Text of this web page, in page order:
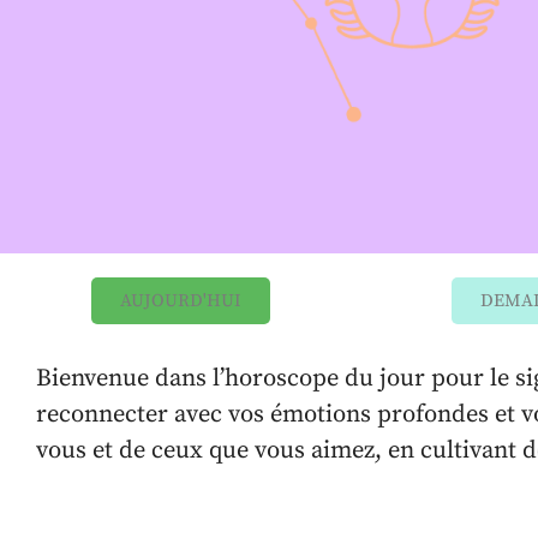
AUJOURD'HUI
Bienvenue dans l’horoscope du jour pour le
reconnecter avec vos émotions profondes et
vous et de ceux que vous aimez, en cultivant